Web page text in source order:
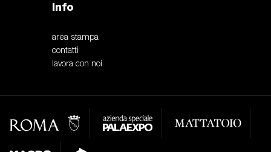
Info
area stampa
contatti
lavora con noi